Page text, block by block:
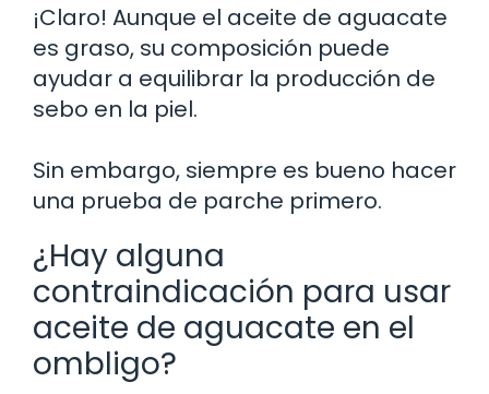
¡Claro! Aunque el aceite de aguacate
es graso, su composición puede
ayudar a equilibrar la producción de
sebo en la piel.
Sin embargo, siempre es bueno hacer
una prueba de parche primero.
¿Hay alguna
contraindicación para usar
aceite de aguacate en el
ombligo?